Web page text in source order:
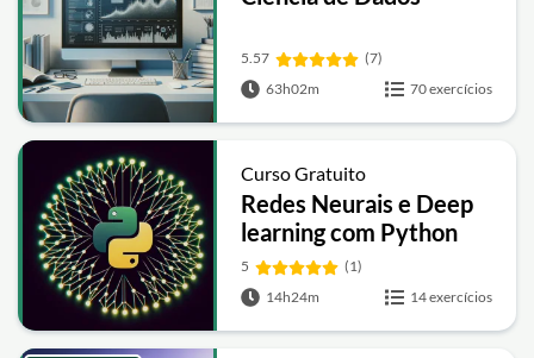
5.57
(7)
63h02m
70 exercícios
Curso Gratuito
Redes Neurais e Deep
learning com Python
5
(1)
14h24m
14 exercícios